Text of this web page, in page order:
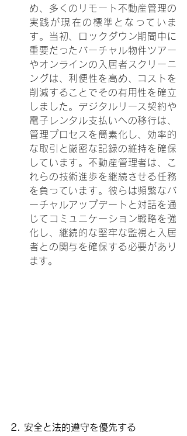
め、多くのリモート不動産管理の
実践が現在の標準となっていま
す。当初、ロックダウン期間中に
重要だったバーチャル物件ツアー
やオンラインの入居者スクリーニ
ングは、利便性を高め、コストを
削減することでその有用性を確立
しました。デジタルリース契約や
電子レンタル支払いへの移行は、
管理プロセスを簡素化し、効率的
な取引と厳密な記録の維持を確保
しています。不動産管理者は、こ
れらの技術進歩を継続させる任務
を負っています。彼らは頻繁なバ
ーチャルアップデートと対話を通
じてコミュニケーション戦略を強
化し、継続的な堅牢な監視と入居
者との関与を確保する必要があり
ます。
2. 安全と法的遵守を優先する